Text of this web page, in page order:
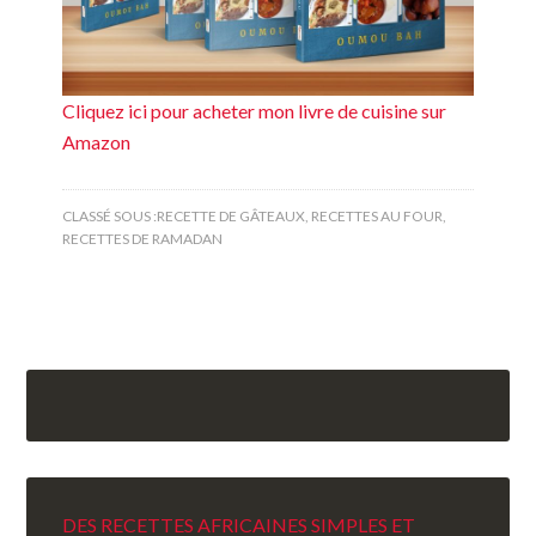
Cliquez ici pour acheter mon livre de cuisine sur
Amazon
CLASSÉ SOUS :RECETTE DE GÂTEAUX, RECETTES AU FOUR,
RECETTES DE RAMADAN
DES RECETTES AFRICAINES SIMPLES ET